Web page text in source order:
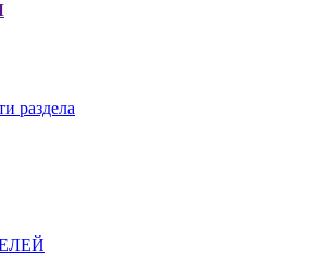
раздела